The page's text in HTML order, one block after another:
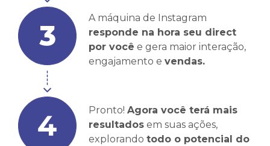
A máquina de Instagram
responde na hora seu direct
por você e gera maior interação,
engajamento e vendas.
Pronto! Agora você terá mais
resultados em suas ações,
explorando todo o potencial do